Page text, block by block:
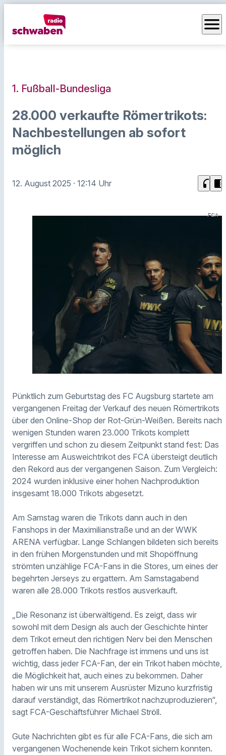
menu
1. Fußball-Bundesliga
28.000 verkaufte Römertrikots:
Nachbestellungen ab sofort
möglich
12. August 2025 · 12:14 Uhr headphones chrome_reader_mode
FCA
Pünktlich zum Geburtstag des FC Augsburg startete am
vergangenen Freitag der Verkauf des neuen Römertrikots
über den Online-Shop der Rot-Grün-Weißen. Bereits nach
wenigen Stunden waren 23.000 Trikots komplett
vergriffen und schon zu diesem Zeitpunkt stand fest: Das
Interesse am Ausweichtrikot des FCA übersteigt deutlich
den Rekord aus der vergangenen Saison. Zum Vergleich:
2024 wurden inklusive einer hohen Nachproduktion
insgesamt 18.000 Trikots abgesetzt.
Am Samstag waren die Trikots dann auch in den
Fanshops in der Maximilianstraße und an der WWK
ARENA verfügbar. Lange Schlangen bildeten sich bereits
in den frühen Morgenstunden und mit Shopöffnung
strömten unzählige FCA-Fans in die Stores, um eines der
begehrten Jerseys zu ergattern. Am Samstagabend
waren alle 28.000 Trikots restlos ausverkauft.
„Die Resonanz ist überwältigend. Es zeigt, dass wir
sowohl mit dem Design als auch der Geschichte hinter
dem Trikot erneut den richtigen Nerv bei den Menschen
getroffen haben. Die Nachfrage ist immens und uns ist
wichtig, dass jeder FCA-Fan, der ein Trikot haben möchte,
die Möglichkeit hat, auch eines zu bekommen. Daher
haben wir uns mit unserem Ausrüster Mizuno kurzfristig
darauf verständigt, das Römertrikot nachzuproduzieren“,
sagt FCA-Geschäftsführer Michael Ströll.
Gute Nachrichten gibt es für alle FCA-Fans, die sich am
vergangenen Wochenende kein Trikot sichern konnten.